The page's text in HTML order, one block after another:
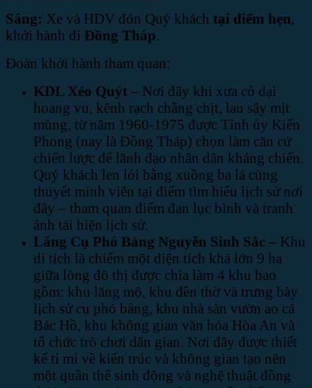
Sáng: Xe và HDV đón Quý khách tại điểm hẹn,
khởi hành đi Đồng Tháp.
Đoàn khởi hành tham quan:
KDL Xẻo Quýt – Nơi đây khi xưa cỏ dại
hoang vu, kênh rạch chằng chịt, lau sậy mịt
mùng, từ năm 1960-1975 được Tỉnh ủy Kiến
Phong (nay là Đồng Tháp) chọn làm căn cứ
chiến lược để lãnh đạo nhân dân kháng chiến.
Quý khách len lỏi bằng xuồng ba lá cùng
thuyết minh viên tại điểm tìm hiểu lịch sử nơi
đây – tham quan điểm đan lục bình và tranh
ảnh tái hiện lịch sử.
Lăng Cụ Phó Bảng Nguyễn Sinh Sắc – Khu
di tích là chiếm một diện tích khá lớn 9 ha
giữa lòng đô thị được chia làm 4 khu bao
gồm: khu lăng mộ, khu đền thờ và trưng bày
lịch sử cụ phó bảng, khu nhà sàn vườn ao cá
Bác Hồ, khu không gian văn hóa Hòa An và
tổ chức trò chơi dân gian. Nơi đây được thiết
kế tỉ mỉ về kiến trúc và không gian tạo nên
một quần thể sinh động và nghệ thuật đồng